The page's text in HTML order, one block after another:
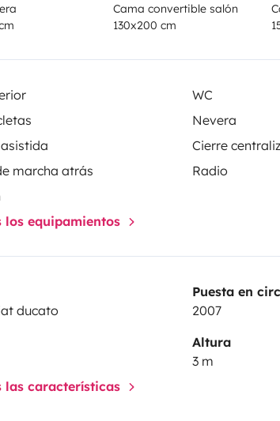
Cama convertible salón
130x200 cm
WC
Nevera
Cierre
marcha atrás
Radio
los equipamientos
ducato
Puesta en
2007
Altura
3 m
las características